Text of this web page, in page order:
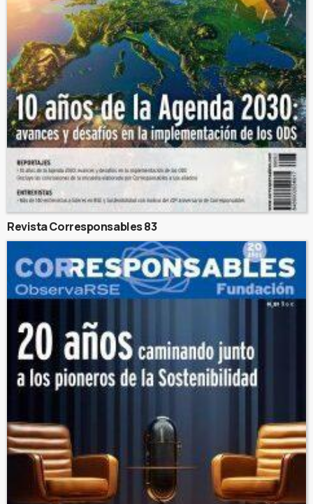
Revista Corresponsables 83